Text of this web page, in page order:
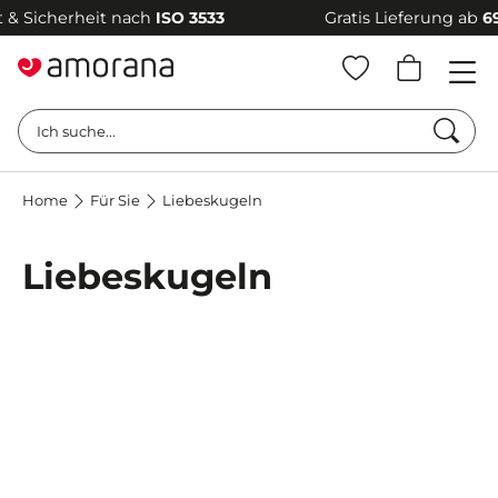
nachISO 3533 Gratis Lieferung ab69 €
Ich suche...
Home Für Sie Liebeskugeln
Liebeskugeln